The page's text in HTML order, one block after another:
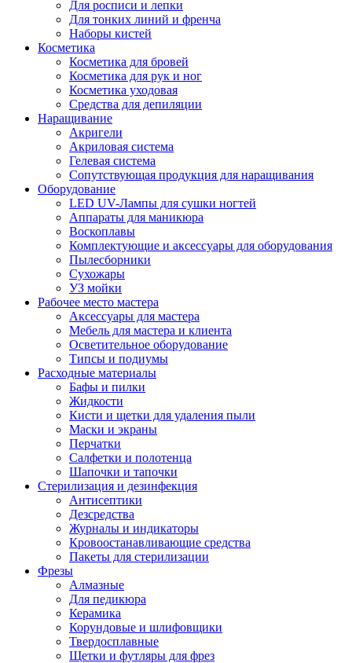
Для росписи и лепки
Для тонких линий и френча
Наборы кистей
Косметика
Косметика для бровей
Косметика для рук и ног
Косметика уходовая
Средства для депиляции
Наращивание
Акригели
Акриловая система
Гелевая система
Сопутствующая продукция для наращивания
Оборудование
LED UV-Лампы для сушки ногтей
Аппараты для маникюра
Воскоплавы
Комплектующие и аксессуары для оборудования
Пылесборники
Сухожары
УЗ мойки
Рабочее место мастера
Аксессуары для мастера
Мебель для мастера и клиента
Осветительное оборудование
Типсы и подиумы
Расходные материалы
Бафы и пилки
Жидкости
Кисти и щетки для удаления пыли
Маски и экраны
Перчатки
Салфетки и полотенца
Шапочки и тапочки
Стерилизация и дезинфекция
Антисептики
Дезсредства
Журналы и индикаторы
Кровоостанавливающие средства
Пакеты для стерилизации
Фрезы
Алмазные
Для педикюра
Керамика
Корундовые и шлифовщики
Твердосплавные
Щетки и футляры для фрез